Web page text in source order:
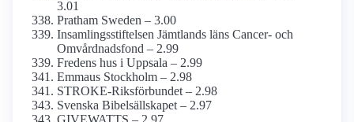
3.01
Pratham Sweden – 3.00
Insamlings­stiftelsen Jämtlands läns Cancer- och
Omvårdnads­fond – 2.99
Fredens hus i Uppsala – 2.99
Emmaus Stockholm – 2.98
STROKE-Riksförbundet – 2.98
Svenska Bibelsällskapet – 2.97
GIVEWATTS – 2.97